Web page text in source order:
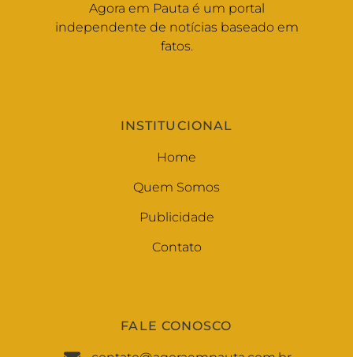
Agora em Pauta é um portal
independente de notícias baseado em
fatos.
INSTITUCIONAL
Home
Quem Somos
Publicidade
Contato
FALE CONOSCO